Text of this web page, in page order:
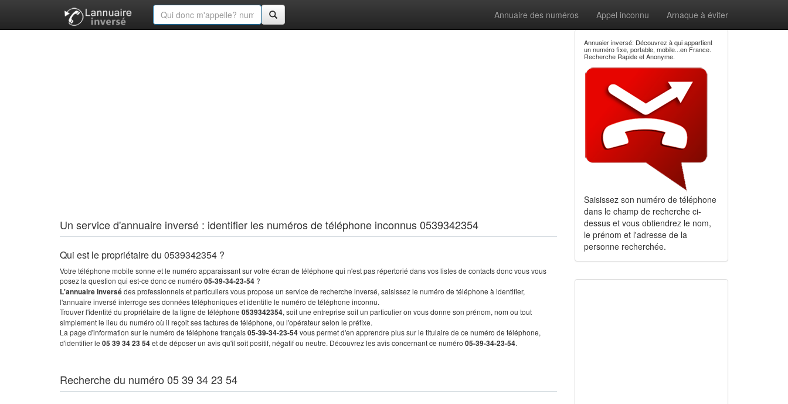
Annuaire des numéros Appel inconnu Arnaque à éviter
Un service d'annuaire inversé : identifier les numéros de téléphone inconnus 0539342354
Qui est le propriétaire du 0539342354 ?
Votre téléphone mobile sonne et le numéro apparaissant sur votre écran de téléphone qui n'est pas répertorié dans vos listes de contacts donc vous vous
posez la question qui est-ce donc ce numéro 05-39-34-23-54 ?
L'annuaire inversédes professionnels et particuliers vous propose un service de recherche inversé, saisissez le numéro de téléphone à identifier,
l'annuaire inversé interroge ses données téléphoniques et identifie le numéro de téléphone inconnu.
Trouver l'identité du propriétaire de la ligne de téléphone 0539342354, soit une entreprise soit un particulier on vous donne son prénom, nom ou tout
simplement le lieu du numéro où il reçoit ses factures de téléphone, ou l'opérateur selon le préfixe.
La page d'information sur le numéro de téléphone français05-39-34-23-54vous permet d'en apprendre plus sur le titulaire de ce numéro de téléphone,
d'identifier le 05 39 34 23 54et de déposer un avis qu'il soit positif, négatif ou neutre. Découvrez les avis concernant ce numéro 05-39-34-23-54.
Recherche du numéro 05 39 34 23 54
Annuaier inversé: Découvrez à qui appartient
un numéro fixe, portable, mobile...en France.
Recherche Rapide et Anonyme.
Saisissez son numéro de téléphone
dans le champ de recherche ci-
dessus et vous obtiendrez le nom,
le prénom et l'adresse de la
personne recherchée.